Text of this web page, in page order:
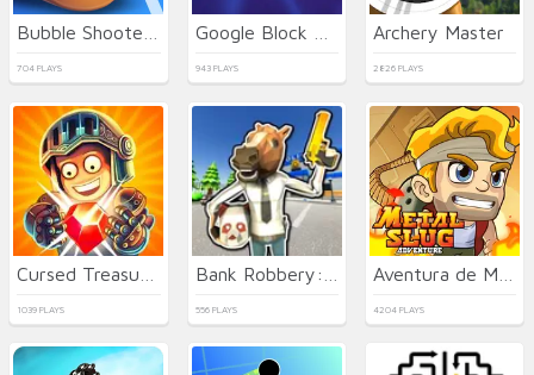
704 PLAYS 943 PLAYS
Archery Master
2826 PLAYS
1039 PLAYS 556 PLAYS 4204 PLAYS